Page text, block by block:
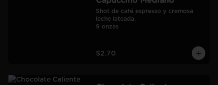
Shot de café espresso y cremosa
leche lateada.
9 onzas
$2.70